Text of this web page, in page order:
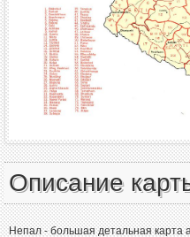
Описание
Непал - большая детальная карта